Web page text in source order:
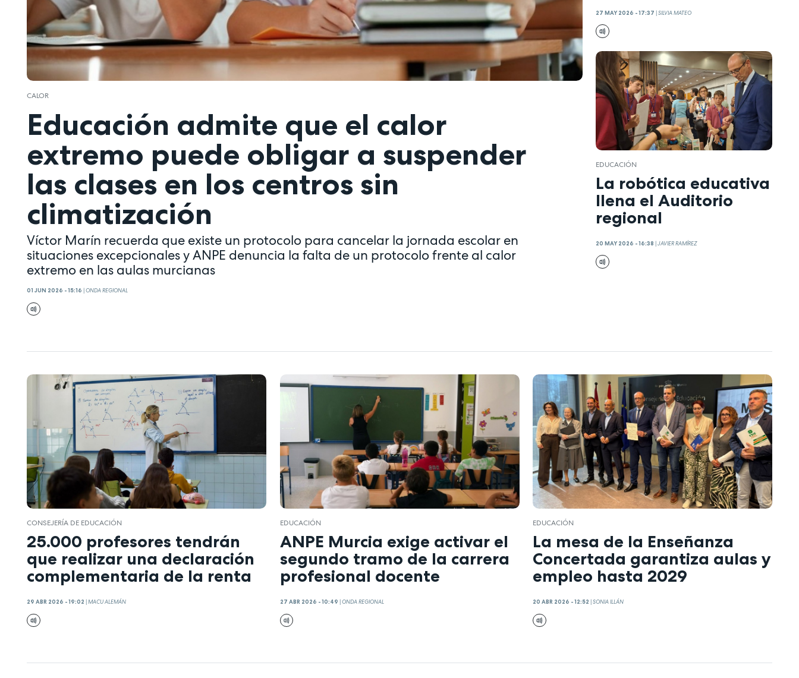
CALOR
Educación admite que el calor
extremo puede obligar a suspender
las clases en los centros sin
climatización
Víctor Marín recuerda que existe un protocolo para cancelar la jornada escolar en
situaciones excepcionales y ANPE denuncia la falta de un protocolo frente al calor
extremo en las aulas murcianas
01 JUN 2026 - 15:16 ONDA REGIONAL
27 MAY 2026 - 17:37 |SILVIA MATEO
EDUCACIÓN
La robótica educativa
llena el Auditorio
regional
20 MAY 2026 - 16:38 |JAVIER RAMÍREZ
CONSEJERÍA DE EDUCACIÓN
25.000 profesores tendrán
que realizar una declaración
complementaria de la renta
29 ABR 2026 - 19:02 MACU ALEMÁN
EDUCACIÓN
ANPE Murcia exige activar el
segundo tramo de la carrera
profesional docente
27 ABR 2026 - 10:49 ONDA REGIONAL
EDUCACIÓN
La mesa de la Enseñanza
Concertada garantiza aulas y
empleo hasta 2029
20 ABR 2026 - 12:52 SONIA ILLÁN